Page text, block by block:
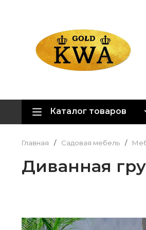
Каталог товаров
Главная / Садовая мебель /
Диванная